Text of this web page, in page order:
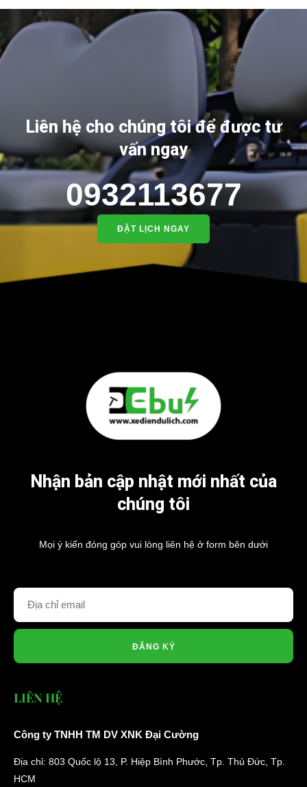
Liên hệ cho chúng tôi để được tư
vấn ngay
0932113677
ĐẶT LỊCH NGAY
Nhận bản cập nhật mới nhất của
chúng tôi
Mọi ý kiến đóng góp vui lòng liên hệ ở form bên dưới
ĐĂNG KÝ
LIÊN HỆ
Công ty TNHH TM DV XNK Đại Cường
Địa chỉ: 803 Quốc lộ 13, P. Hiệp Bình Phước, Tp. Thủ Đức, Tp.
HCM